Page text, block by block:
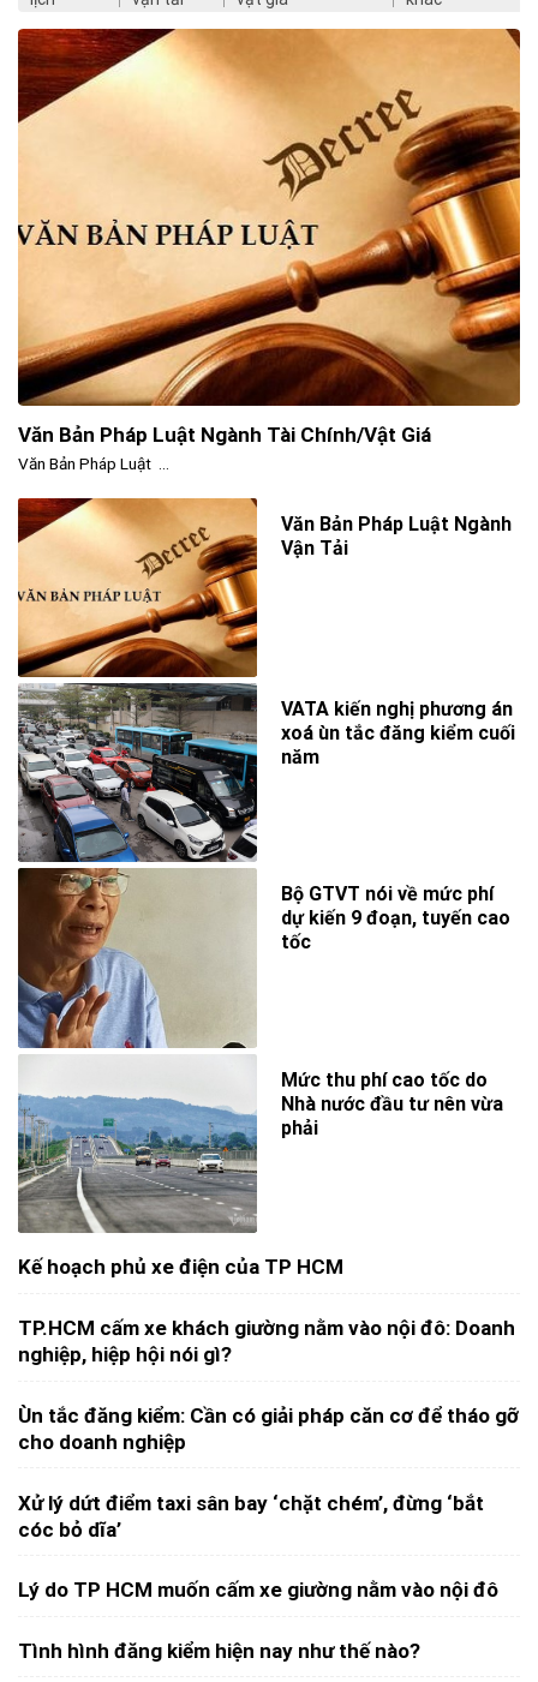
Văn Bản Pháp Luật Ngành Tài Chính/Vật Giá
Văn Bản Pháp Luật ...
Văn Bản Pháp Luật Ngành
Vận Tải
VATA kiến nghị phương án
xoá ùn tắc đăng kiểm cuối
năm
Bộ GTVT nói về mức phí
dự kiến 9 đoạn, tuyến cao
tốc
Mức thu phí cao tốc do
Nhà nước đầu tư nên vừa
phải
Kế hoạch phủ xe điện của TP HCM
TP.HCM cấm xe khách giường nằm vào nội đô: Doanh
nghiệp, hiệp hội nói gì?
Ùn tắc đăng kiểm: Cần có giải pháp căn cơ để tháo gỡ
cho doanh nghiệp
Xử lý dứt điểm taxi sân bay ‘chặt chém’, đừng ‘bắt
cóc bỏ dĩa’
Lý do TP HCM muốn cấm xe giường nằm vào nội đô
Tình hình đăng kiểm hiện nay như thế nào?